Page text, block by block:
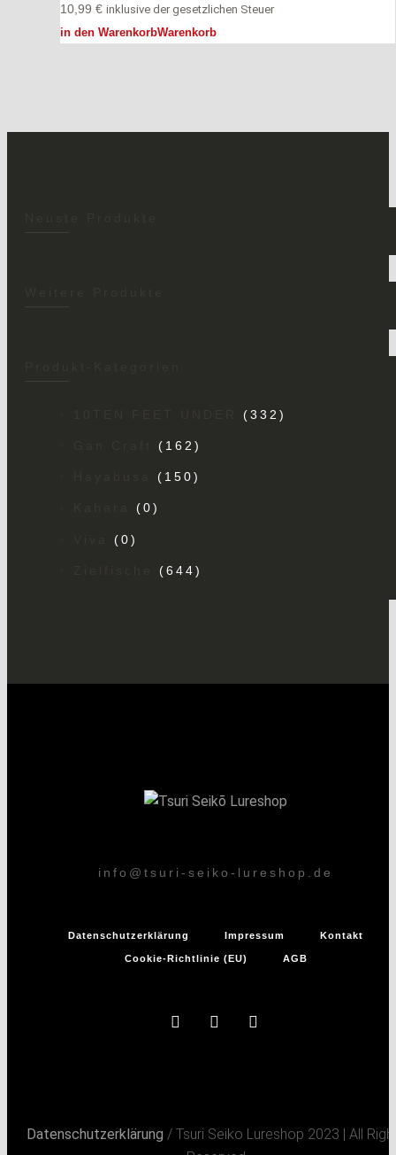
10,99 € inklusive der gesetzlichen Steuer
in den WarenkorbWarenkorb
(332)
(162)
(150)
(0)
(0)
(644)
info@tsuri-seiko-lureshop.de
Datenschutzerklärung Impressum Kontakt
Cookie-Richtlinie (EU) AGB
Datenschutzerklärung / Tsuri Seiko Lureshop 2023 | All